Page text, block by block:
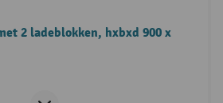
2 ladeblokken, hxbxd 900 x